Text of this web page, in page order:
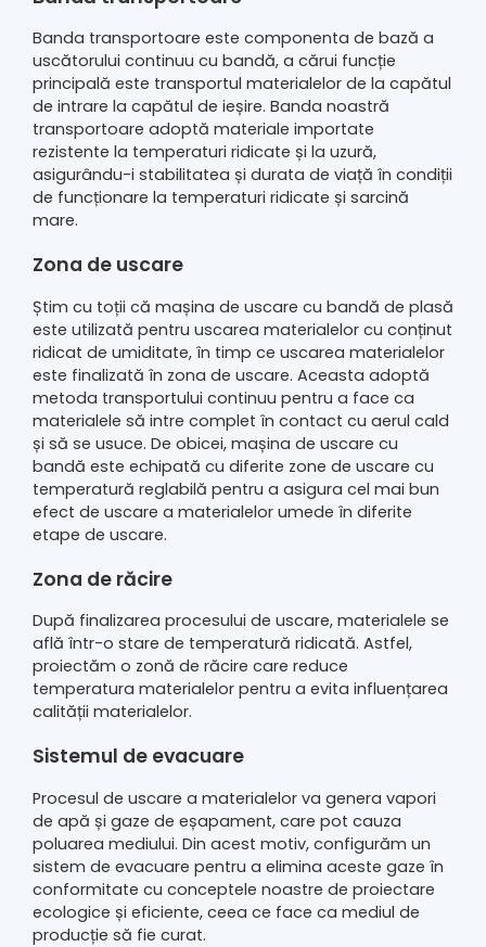
Banda transportoare este componenta de bază a
uscătorului continuu cu bandă, a cărui funcție
principală este transportul materialelor de la capătul
de intrare la capătul de ieșire. Banda noastră
transportoare adoptă materiale importate
rezistente la temperaturi ridicate și la uzură,
asigurându-i stabilitatea și durata de viață în condiții
de funcționare la temperaturi ridicate și sarcină
mare.
Zona de uscare
Știm cu toții că mașina de uscare cu bandă de plasă
este utilizată pentru uscarea materialelor cu conținut
ridicat de umiditate, în timp ce uscarea materialelor
este finalizată în zona de uscare. Aceasta adoptă
metoda transportului continuu pentru a face ca
materialele să intre complet în contact cu aerul cald
și să se usuce. De obicei, mașina de uscare cu
bandă este echipată cu diferite zone de uscare cu
temperatură reglabilă pentru a asigura cel mai bun
efect de uscare a materialelor umede în diferite
etape de uscare.
Zona de răcire
După finalizarea procesului de uscare, materialele se
află într-o stare de temperatură ridicată. Astfel,
proiectăm o zonă de răcire care reduce
temperatura materialelor pentru a evita influențarea
calității materialelor.
Sistemul de evacuare
Procesul de uscare a materialelor va genera vapori
de apă și gaze de eșapament, care pot cauza
poluarea mediului. Din acest motiv, configurăm un
sistem de evacuare pentru a elimina aceste gaze în
conformitate cu conceptele noastre de proiectare
ecologice și eficiente, ceea ce face ca mediul de
producție să fie curat.